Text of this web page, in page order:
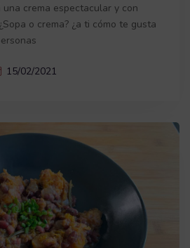
crema espectacular y con
o crema? ¿a ti cómo te gusta
15/02/2021